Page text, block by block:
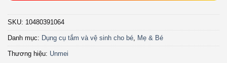
SKU: 10480391064
Danh mục: Dụng cụ tắm và vệ sinh cho bé Mẹ & Bé
Thương hiệu: Unmei